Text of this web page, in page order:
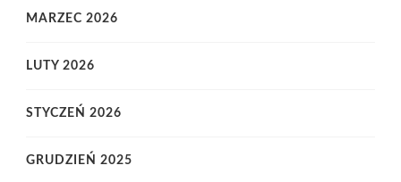
MARZEC 2026
LUTY 2026
STYCZEŃ 2026
GRUDZIEŃ 2025